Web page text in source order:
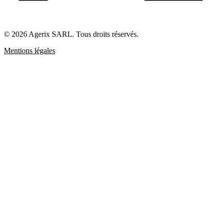
© 2026 Agerix SARL. Tous droits réservés.
Mentions légales